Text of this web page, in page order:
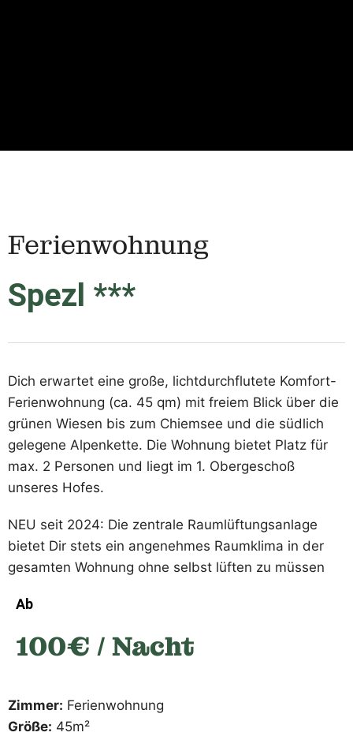
Ferienwohnung
Spezl ***
Dich erwartet eine große, lichtdurchflutete Komfort-
Ferienwohnung (ca. 45 qm) mit freiem Blick über die
grünen Wiesen bis zum Chiemsee und die südlich
gelegene Alpenkette. Die Wohnung bietet Platz für
max. 2 Personen und liegt im 1. Obergeschoß
unseres Hofes.
NEU seit 2024: Die zentrale Raumlüftungsanlage
bietet Dir stets ein angenehmes Raumklima in der
gesamten Wohnung ohne selbst lüften zu müssen
Zimmer: Ferienwohnung
Größe: 45m²
Ab
100€ / Nacht